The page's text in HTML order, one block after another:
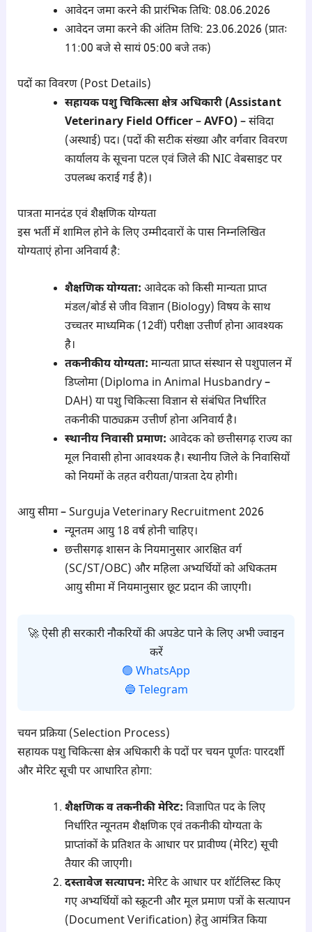
आवेदन जमा करने की प्रारंभिक तिथि: 08.06.2026
आवेदन जमा करने की अंतिम तिथि: 23.06.2026 (प्रातः
11:00 बजे से सायं 05:00 बजे तक)
पदों का विवरण (Post Details)
सहायक पशु चिकित्सा क्षेत्र अधिकारी (Assistant
Veterinary Field Officer – AVFO) – संविदा
(अस्थाई) पद। (पदों की सटीक संख्या और वर्गवार विवरण
कार्यालय के सूचना पटल एवं जिले की NIC वेबसाइट पर
उपलब्ध कराई गई है)।
पात्रता मानदंड एवं शैक्षणिक योग्यता
इस भर्ती में शामिल होने के लिए उम्मीदवारों के पास निम्नलिखित
योग्यताएं होना अनिवार्य है:
शैक्षणिक योग्यता: आवेदक को किसी मान्यता प्राप्त
मंडल/बोर्ड से जीव विज्ञान (Biology) विषय के साथ
उच्चतर माध्यमिक (12वीं) परीक्षा उत्तीर्ण होना आवश्यक
है।
तकनीकीय योग्यता: मान्यता प्राप्त संस्थान से पशुपालन में
डिप्लोमा (Diploma in Animal Husbandry –
DAH) या पशु चिकित्सा विज्ञान से संबंधित निर्धारित
तकनीकी पाठ्यक्रम उत्तीर्ण होना अनिवार्य है।
स्थानीय निवासी प्रमाण: आवेदक को छत्तीसगढ़ राज्य का
मूल निवासी होना आवश्यक है। स्थानीय जिले के निवासियों
को नियमों के तहत वरीयता/पात्रता देय होगी।
आयु सीमा – Surguja Veterinary Recruitment 2026
न्यूनतम आयु 18 वर्ष होनी चाहिए।
छत्तीसगढ़ शासन के नियमानुसार आरक्षित वर्ग
(SC/ST/OBC) और महिला अभ्यर्थियों को अधिकतम
आयु सीमा में नियमानुसार छूट प्रदान की जाएगी।
🚀 ऐसी ही सरकारी नौकरियों की अपडेट पाने के लिए अभी ज्वाइन
करें
🟢 WhatsApp
🔵 Telegram
चयन प्रक्रिया (Selection Process)
सहायक पशु चिकित्सा क्षेत्र अधिकारी के पदों पर चयन पूर्णतः पारदर्शी
और मेरिट सूची पर आधारित होगा:
शैक्षणिक व तकनीकी मेरिट: विज्ञापित पद के लिए
निर्धारित न्यूनतम शैक्षणिक एवं तकनीकी योग्यता के
प्राप्तांकों के प्रतिशत के आधार पर प्रावीण्य (मेरिट) सूची
तैयार की जाएगी।
दस्तावेज सत्यापन: मेरिट के आधार पर शॉर्टलिस्ट किए
गए अभ्यर्थियों को स्क्रूटनी और मूल प्रमाण पत्रों के सत्यापन
(Document Verification) हेतु आमंत्रित किया